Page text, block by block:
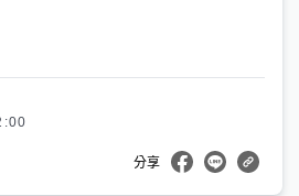
分享